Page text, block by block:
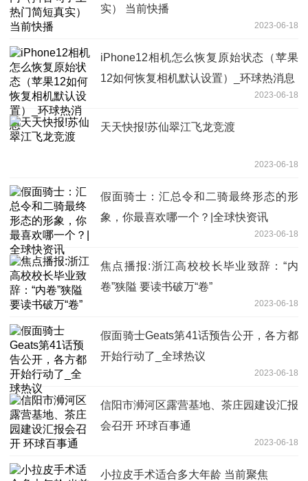
实） 当前快播
2023-06-18
iPhone12相机怎么恢复原始状态（苹果
12如何恢复相机默认设置）_环球热消息
2023-06-18
天天快报!苏仙翠江飞龙竞渡
2023-06-18
假面骑士：汇总令和二骑最终形态的形
象，你最喜欢哪一个？|全球快资讯
2023-06-18
焦点播报:浙江高校校长毕业致辞：“内
卷”狭隘 要读书破万“卷”
2023-06-18
假面骑士Geats第41话预告公开，各方都
开始行动了_全球热议
2023-06-18
信阳市浉河区露营基地、茶庄园建设汇报
会召开 环球百事通
2023-06-18
小拉皮手术适合多大年龄 当前聚焦